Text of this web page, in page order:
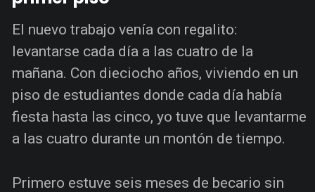
El nuevo trabajo venía con regalito:
levantarse cada día a las cuatro de la
mañana. Con dieciocho años, viviendo en un
piso de estudiantes donde cada día había
fiesta hasta las cinco, yo tuve que levantarme
a las cuatro durante un montón de tiempo.
Primero estuve seis meses de becario sin